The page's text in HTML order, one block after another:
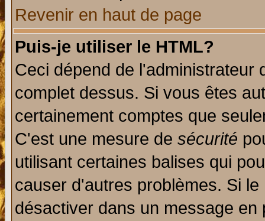
Revenir en haut de page
Puis-je utiliser le HTML?
Ceci dépend de l'administrateur
complet dessus. Si vous êtes
certainement comptes que
C'est une mesure de sécurité
utilisant certaines balises qui
causer d'autres problèmes. Si
désactiver dans un message